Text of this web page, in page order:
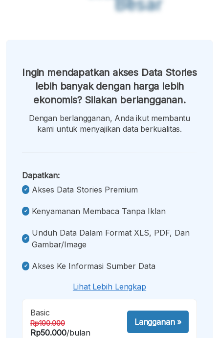
Ingin mendapatkan akses Data Stories
lebih banyak dengan harga lebih
ekonomis? Silakan berlangganan.
Dengan berlangganan, Anda ikut membantu
kami untuk menyajikan data berkualitas.
Dapatkan:
Akses Data Stories Premium
Kenyamanan Membaca Tanpa Iklan
Unduh Data Dalam Format XLS, PDF, Dan
Gambar/image
Akses Ke Informasi Sumber Data
Lihat Lebih Lengkap
Basic
Rp100.000
Rp50.000/bulan
Langganan»